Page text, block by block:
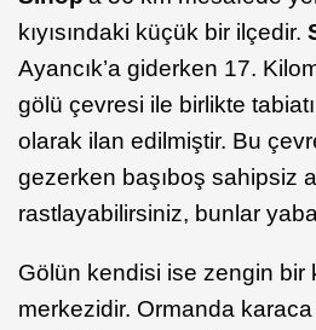
kıyısındaki küçük bir ilçedir.
Ayancık’a giderken 17.
gölü çevresi ile birlikte
olarak ilan edilmiştir. Bu
gezerken başıboş sahipsiz
rastlayabilirsiniz, bunlar
Gölün kendisi ise zengin bir
merkezidir. Ormanda